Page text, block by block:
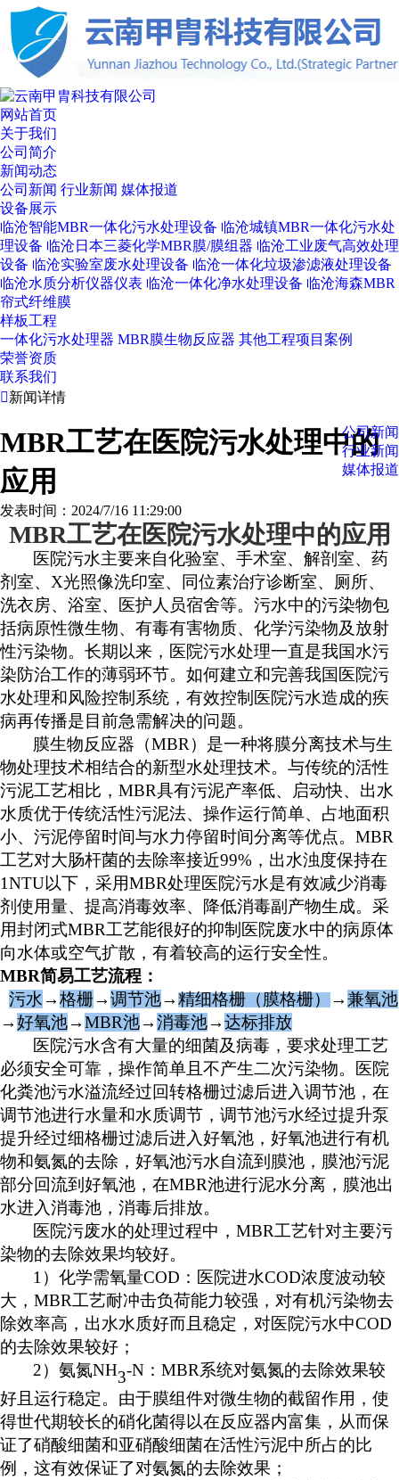
网站首页
关于我们
公司简介
新闻动态
公司新闻 行业新闻 媒体报道
设备展示
临沧智能MBR一体化污水处理设备 临沧城镇MBR一体化污水处
理设备 临沧日本三菱化学MBR膜/膜组器 临沧工业废气高效处理
设备 临沧实验室废水处理设备 临沧一体化垃圾渗滤液处理设备
临沧水质分析仪器仪表 临沧一体化净水处理设备 临沧海森MBR
帘式纤维膜
样板工程
一体化污水处理器 MBR膜生物反应器 其他工程项目案例
荣誉资质
联系我们
新闻详情
公司新闻
行业新闻
媒体报道
MBR工艺在医院污水处理中的
应用
发表时间：2024/7/16 11:29:00
MBR工艺在医院污水处理中的应用
医院污水主要来自化验室、手术室、解剖室、药
剂室、 X光照像洗印室、同位素治疗诊断室、厕所、
洗衣房、浴室、医护人员宿舍等。污水中的污染物包
括病原性微生物、有毒有害物质、化学污染物及放射
性污染物。长期以来，医院污水处理一直是我国水污
染防治工作的薄弱环节。如何建立和完善我国医院污
水处理和风险控制系统，有效控制医院污水造成的疾
病再传播是目前急需解决的问题。
膜生物反应器（MBR）是一种将膜分离技术与生
物处理技术相结合的新型水处理技术。与传统的活性
污泥工艺相比，MBR具有污泥产率低、启动快、出水
水质优于传统活性污泥法、操作运行简单、占地面积
小、污泥停留时间与水力停留时间分离等优点。MBR
工艺对大肠杆菌的去除率接近99%，出水浊度保持在
1NTU以下，采用MBR处理医院污水是有效减少消毒
剂使用量、提高消毒效率、降低消毒副产物生成。采
用封闭式MBR工艺能很好的抑制医院废水中的病原体
向水体或空气扩散，有着较高的运行安全性。
MBR简易工艺流程：
污水→格栅→调节池→精细格栅 （膜格栅） →兼氧池
→好氧池→MBR池→消毒池→达标排放
医院污水含有大量的细菌及病毒，要求处理工艺
必须安全可靠，操作简单且不产生二次污染物。医院
化粪池污水溢流经过回转格栅过滤后进入调节池，在
调节池进行水量和水质调节，调节池污水经过提升泵
提升经过细格栅过滤后进入好氧池，好氧池进行有机
物和氨氮的去除，好氧池污水自流到膜池，膜池污泥
部分回流到好氧池，在MBR池进行泥水分离，膜池出
水进入消毒池，消毒后排放。
医院污废水的处理过程中，MBR工艺针对主要污
染物的去除效果均较好。
1）化学需氧量COD：医院进水COD浓度波动较
大，MBR工艺耐冲击负荷能力较强，对有机污染物去
除效率高，出水水质好而且稳定，对医院污水中COD
的去除效果较好；
2）氨氮NH3-N：MBR系统对氨氮的去除效果较
好且运行稳定。由于膜组件对微生物的截留作用，使
得世代期较长的硝化菌得以在反应器内富集，从而保
证了硝酸细菌和亚硝酸细菌在活性污泥中所占的比
例，这有效保证了对氨氮的去除效果；